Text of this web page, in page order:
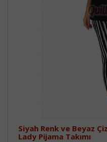
Siyah Renk ve Beyaz
Lady Pijama Takımı